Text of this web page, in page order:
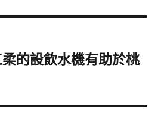
的設飲水機有助於桃